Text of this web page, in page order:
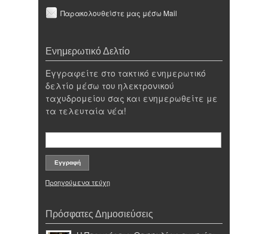
Παρακολουθείστε μας μέσω Mail
Ενημερωτικό Δελτίο
Εγγραφείτε στο τακτικό ενημερωτικό
δελτίο μέσω του ηλεκτρονικού
ταχυδρομείου σας και ενημερωθείτε με
τα τελευταία νέα!
Προηγούμενα τεύχη
Πρόσφατες Δημοσιεύσεις